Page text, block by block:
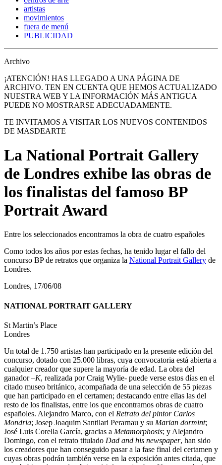
artistas
movimientos
fuera de menú
PUBLICIDAD
Archivo
¡ATENCIÓN! HAS LLEGADO A UNA PÁGINA DE
ARCHIVO. TEN EN CUENTA QUE HEMOS ACTUALIZADO
NUESTRA WEB Y LA INFORMACIÓN MÁS ANTIGUA
PUEDE NO MOSTRARSE ADECUADAMENTE.
TE INVITAMOS A VISITAR LOS NUEVOS CONTENIDOS
DE MASDEARTE
La National Portrait Gallery
de Londres exhibe las obras de
los finalistas del famoso BP
Portrait Award
Entre los seleccionados encontramos la obra de cuatro españoles
Como todos los años por estas fechas, ha tenido lugar el fallo del
concurso BP de retratos que organiza la National Portrait Gallery de
Londres.
Londres, 17/06/08
NATIONAL PORTRAIT GALLERY
St Martin’s Place
Londres
Un total de 1.750 artistas han participado en la presente edición del
concurso, dotado con 25.000 libras, cuya convocatoria está abierta a
cualquier creador que supere la mayoría de edad. La obra del
ganador –K, realizada por Craig Wylie- puede verse estos días en el
citado museo británico, acompañada de una selección de 55 piezas
que han participado en el certamen; destacando entre ellas las del
resto de los finalistas, entre los que encontramos obras de cuatro
españoles. Alejandro Marco, con el Retrato del pintor Carlos
Mondria; Josep Joaquim Santilari Perarnau y su Marian dormint;
José Luis Corella García, gracias a Metamorphosis; y Alejandro
Domingo, con el retrato titulado Dad and his newspaper, han sido
los creadores que han conseguido pasar a la fase final del certamen y
cuyas obras podrán también verse en la exposición antes citada, que